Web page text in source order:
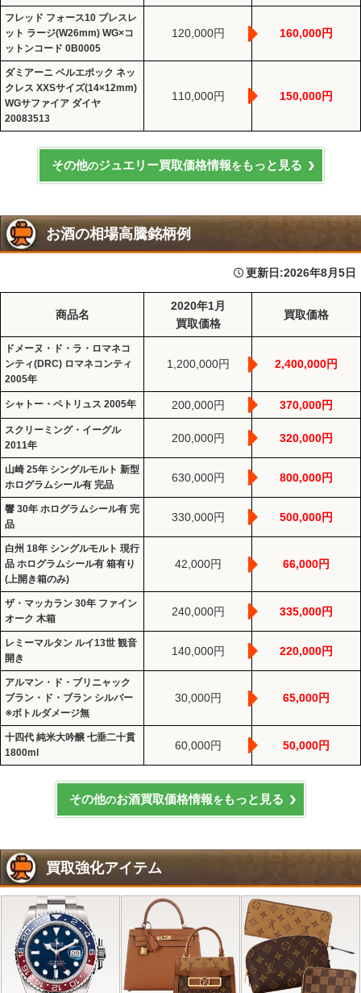
フレッド フォース10 ブレスレ
ット ラージ(W26mm) WG×コ
ットンコード 0B0005
120,000円 160,000円
ダミアーニ ベルエポック ネッ
クレス XXSサイズ(14×12mm)
WGサファイア ダイヤ
20083513
110,000円 150,000円
その他のジュエリー買取価格情報をもっと見る
お酒の相場高騰銘柄例
更新日:2026年8月5日
商品名
2020年1月
買取価格
買取価格
ドメーヌ・ド・ラ・ロマネコ
ンティ(DRC) ロマネコンティ
2005年
1,200,000円 2,400,000円
シャトー・ペトリュス 2005年 200,000円 370,000円
スクリーミング・イーグル
2011年
200,000円 320,000円
山崎 25年 シングルモルト 新型
ホログラムシール有 完品
630,000円 800,000円
響 30年 ホログラムシール有 完
品
330,000円 500,000円
白州 18年 シングルモルト 現行
品 ホログラムシール有 箱有り
(上開き箱のみ)
42,000円 66,000円
ザ・マッカラン 30年 ファイン
オーク 木箱
240,000円 335,000円
レミーマルタン ルイ13世 観音
開き
140,000円 220,000円
アルマン・ド・ブリニャック
ブラン・ド・ブラン シルバー
※ボトルダメージ無
30,000円 65,000円
十四代 純米大吟醸 七垂二十貫
1800ml
60,000円 50,000円
その他のお酒買取価格情報を もっと見る
買取強化アイテム